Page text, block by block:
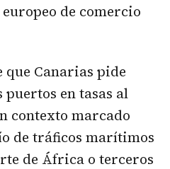
de comercio
Canarias pide
en tasas al
contexto marcado
de tráficos marítimos
de África o terceros